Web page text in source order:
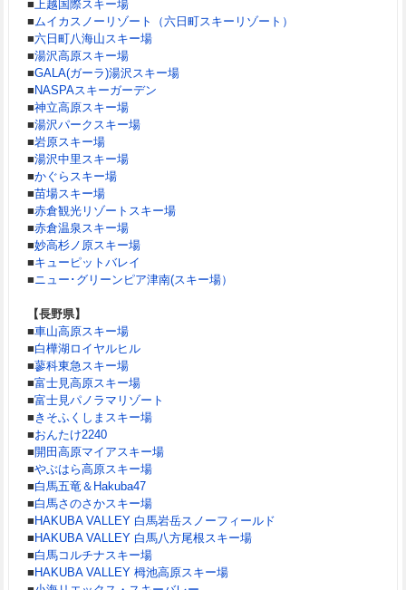
■上越国際スキー場
■ムイカスノーリゾート（六日町スキーリゾート）
■六日町八海山スキー場
■湯沢高原スキー場
■GALA(ガーラ)湯沢スキー場
■ NASPAスキーガーデン
■神立高原スキー場
■湯沢パークスキー場
■岩原スキー場
■湯沢中里スキー場
■かぐらスキー場
■苗場スキー場
■赤倉観光リゾートスキー場
■赤倉温泉スキー場
■妙高杉ノ原スキー場
■キューピットバレイ
■ニュー･グリーンピア津南(スキー場）
【長野県】
■車山高原スキー場
■白樺湖ロイヤルヒル
■蓼科東急スキー場
■富士見高原スキー場
■富士見パノラマリゾート
■ きそふくしまスキー場
■おんたけ2240
■開田高原マイアスキー場
■やぶはら高原スキー場
■白馬五竜＆Hakuba47
■白馬さのさかスキー場
■ HAKUBA VALLEY 白馬岩岳スノーフィールド
■ HAKUBA VALLEY 白馬八方尾根スキー場
■白馬コルチナスキー場
■ HAKUBA VALLEY 栂池高原スキー場